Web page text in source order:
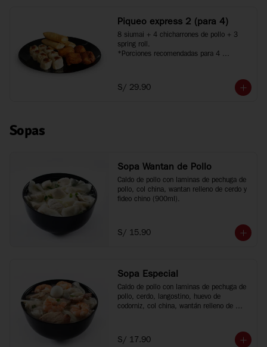
Piqueo express 2 (para 4)
8 siumai + 4 chicharrones de pollo + 3
spring roll.
*Porciones recomendadas para 4
S/ 29.90
Sopas
Sopa Wantan de Pollo
Caldo de pollo con laminas de pechuga de
pollo, col china, wantan relleno de cerdo y
fideo chino (900ml).
S/ 15.90
Sopa Especial
Caldo de pollo con laminas de pechuga de
pollo, cerdo, langostino, huevo de
codorniz, col china, wantán relleno de
S/ 17.90